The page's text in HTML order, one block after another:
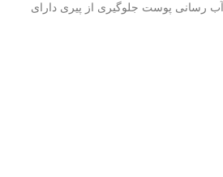
پوست جلوگیری از پیری دارای